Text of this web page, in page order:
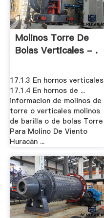
Molinos Torre De
Bolas Verticales - .
17.1.3 En hornos verticales
17.1.4 En hornos de ...
informacion de molinos de
torre o verticales molinos
de barilla o de bolas Torre
Para Molino De Viento
Huracán ...